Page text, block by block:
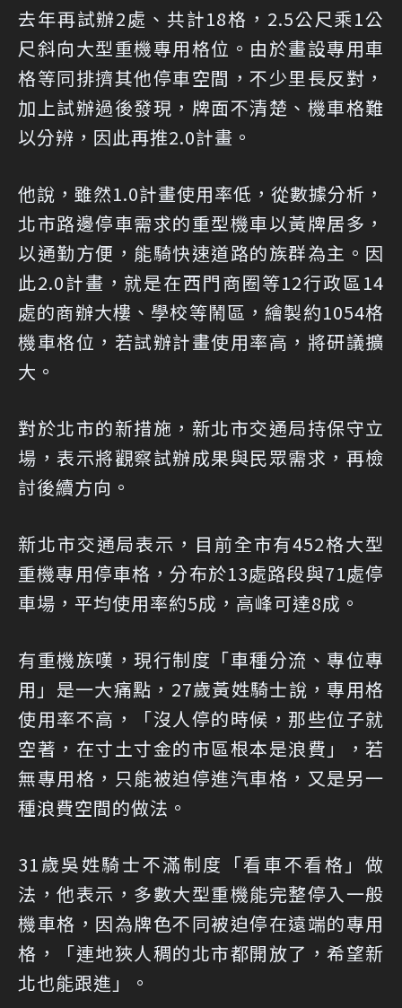
去年再試辦2處、共計18格，2.5公尺乘1公
尺斜向大型重機專用格位。由於畫設專用車
格等同排擠其他停車空間，不少里長反對，
加上試辦過後發現，牌面不清楚、機車格難
以分辨，因此再推2.0計畫。
他說，雖然1.0計畫使用率低，從數據分析，
北市路邊停車需求的重型機車以黃牌居多，
以通勤方便，能騎快速道路的族群為主。因
此2.0計畫，就是在西門商圈等12行政區14
處的商辦大樓、學校等鬧區，繪製約1054格
機車格位，若試辦計畫使用率高，將研議擴
大。
對於北市的新措施，新北市交通局持保守立
場，表示將觀察試辦成果與民眾需求，再檢
討後續方向。
新北市交通局表示，目前全市有452格大型
重機專用停車格，分布於13處路段與71處停
車場，平均使用率約5成，高峰可達8成。
有重機族嘆，現行制度「車種分流、專位專
用」是一大痛點，27歲黃姓騎士說，專用格
使用率不高，「沒人停的時候，那些位子就
空著，在寸土寸金的市區根本是浪費」，若
無專用格，只能被迫停進汽車格，又是另一
種浪費空間的做法。
31歲吳姓騎士不滿制度「看車不看格」做
法，他表示，多數大型重機能完整停入一般
機車格，因為牌色不同被迫停在遠端的專用
格，「連地狹人稠的北市都開放了，希望新
北也能跟進」。